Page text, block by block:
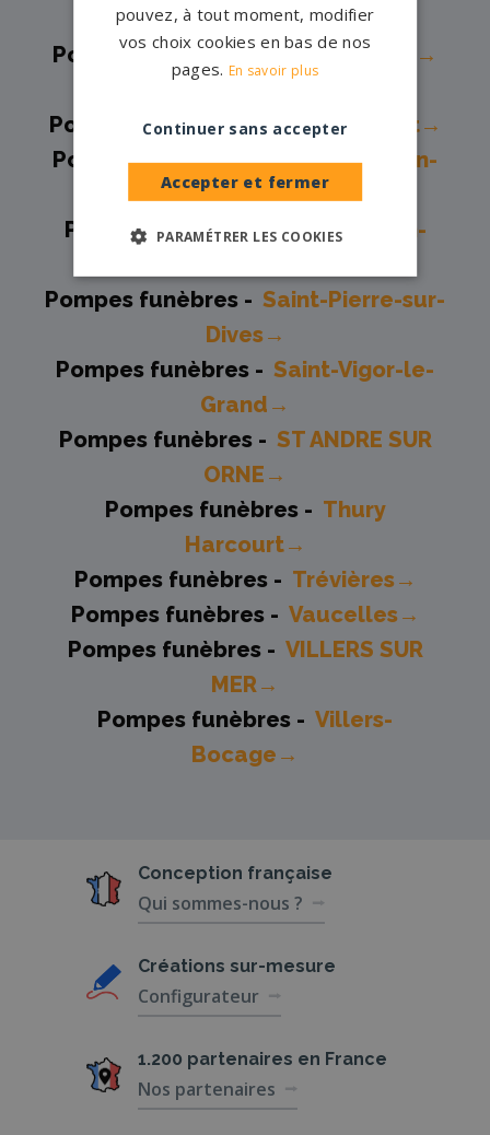
Pompes funèbres - Orbec→
Pompes funèbres - OUISTREHAM→
Pompes funèbres -Saint-Contest→
Pompes funèbres -Saint-Germain-
la-Blanche-Herbe→
Pompes funèbres - Saint-Martin-
Pompes funèbres - Saint-Pierre-sur-
Dives→
Pompes funèbres - Saint-Vigor-le-
Grand→
Pompes funèbres - ST ANDRE SUR
ORNE→
Pompes funèbres - Thury
Harcourt→
Pompes funèbres - Trévières→
Pompes funèbres - Vaucelles→
Pompes funèbres - VILLERS SUR
MER→
Pompes funèbres - Villers-
Bocage→
Conception française
Qui sommes-nous ?
Créations sur-mesure
Configurateur
1.200 partenaires en France
Nos partenaires
pouvez, à tout moment, modifier
vos choix cookies en bas de nos
pages. En savoir plus
Accepter et fermer
Continuer sans accepter
PARAMÉTRER LES COOKIES